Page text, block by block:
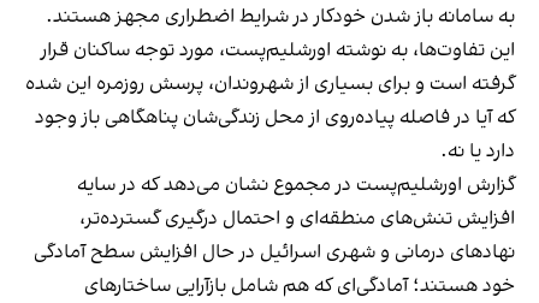
به سامانه باز شدن خودکار در شرایط اضطراری مجهز هستند.
این تفاوت‌ها، به نوشته اورشلیم‌پست، مورد توجه ساکنان قرار
گرفته است و برای بسیاری از شهروندان، پرسش روزمره این شده
که آیا در فاصله پیاده‌روی از محل زندگی‌شان پناهگاهی باز وجود
دارد یا نه.
گزارش اورشلیم‌پست در مجموع نشان می‌دهد که در سایه
افزایش تنش‌های منطقه‌ای و احتمال درگیری گسترده‌تر،
نهادهای درمانی و شهری اسرائیل در حال افزایش سطح آمادگی
خود هستند؛ آمادگی‌ای که هم شامل بازآرایی ساختارهای